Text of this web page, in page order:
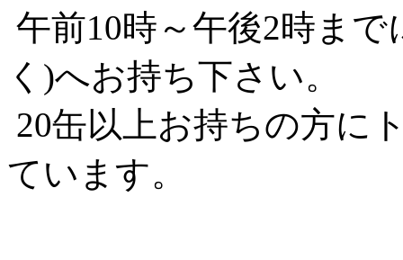
午前10時～午後2時ま
く)へお持ち下さい。
20缶以上お持ちの方に
ています。